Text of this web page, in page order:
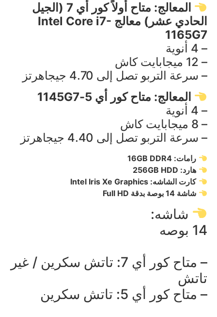
المعالج: متاح أولاً كور أي 7 (الجيل
الحادي عشر) معالج Intel Core i7-
1165G7
– 4 أنوية
– 12 ميجابايت كاش
– سرعة التربو تصل إلى 4.70 جيجاهرتز
المعالج: متاح كور أي 5-1145G7
– 4 أنوية
– 8 ميجابايت كاش
– سرعة التربو تصل إلى 4.40 جيجاهرتز
رامات: 16GB DDR4
هارد: 256GB HDD
كارت الشاشه: Intel Iris Xe Graphics
شاشة 14 بوصة بدقة Full HD
شاشه:
14 بوصه
– متاح كور أي 7: تاتش سكرين / غير
تاتش
– متاح كور أي 5: تاتش سكرين